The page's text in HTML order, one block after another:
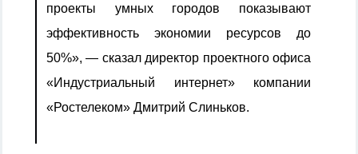
проекты умных городов показывают
эффективность экономии ресурсов до
50%», — сказал директор проектного офиса
«Индустриальный интернет» компании
«Ростелеком» Дмитрий Слиньков.